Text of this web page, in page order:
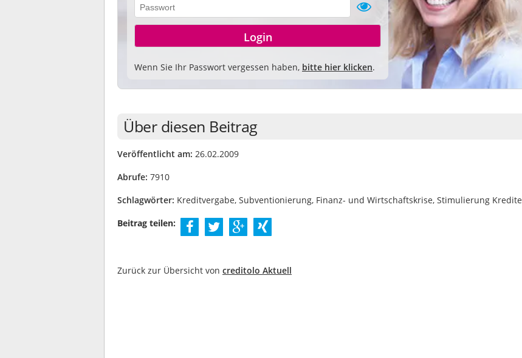
Wenn Sie Ihr Passwort vergessen haben, bitte hier klicken.
Über diesen Beitrag
Veröffentlicht am: 26.02.2009
Abrufe: 7910
Schlagwörter: Kreditvergabe, Subventionierung, Finanz- und Wirtschaftskrise, Stimulierung Kredite
Beitrag teilen:
Zurück zur Übersicht von creditolo Aktuell